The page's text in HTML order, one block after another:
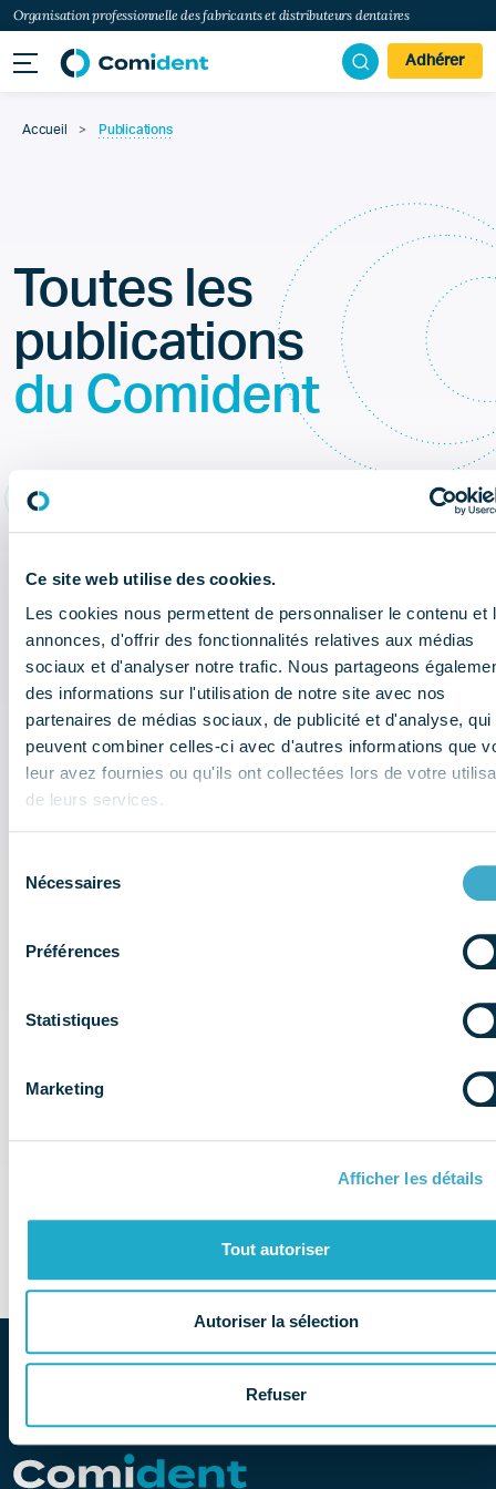
Ce site web utilise des cookies.
Les cookies nous permettent de personnaliser le contenu et
annonces, d'offrir des fonctionnalités relatives aux médias
sociaux et d'analyser notre trafic. Nous partageons
des informations sur l'utilisation de notre site avec nos
partenaires de médias sociaux, de publicité et d'analyse, qui
peuvent combiner celles-ci avec d'autres informations que
leur avez fournies ou qu'ils ont collectées lors de votre
de leurs services.
Nécessaires
Préférences
Statistiques
Marketing
Afficher les détails
Tout autoriser
Autoriser la sélection
Refuser
Organisation professionnelle des fabricants et distributeurs dentaires
Adhérer
Accueil > Publications
Toutes les
publications
du Comident
Affaires publiques Données économiques
À la une Filtrer par contenus
comprendre l’encadrement
secteur dentaire
Infographie